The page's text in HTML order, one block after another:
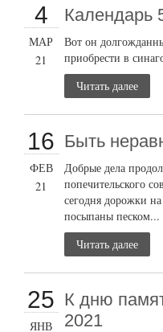
4
МАР
21
Календарь
Вот он
приобрести в
Читать далее
16
ФЕВ
21
Быть
Добрые дела
попечительского
сегодня дорожки
посыпаны песком...
Читать далее
25
ЯНВ
К дню
2021